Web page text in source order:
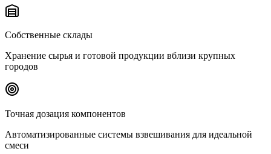
Собственные склады
Хранение сырья и готовой продукции вблизи крупных
городов
Точная дозация компонентов
Автоматизированные системы взвешивания для идеальной
смеси